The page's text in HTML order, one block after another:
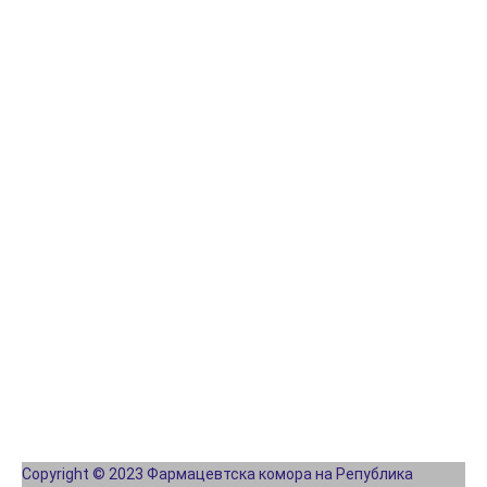
Copyright © 2023 Фармацевтска комора на Република